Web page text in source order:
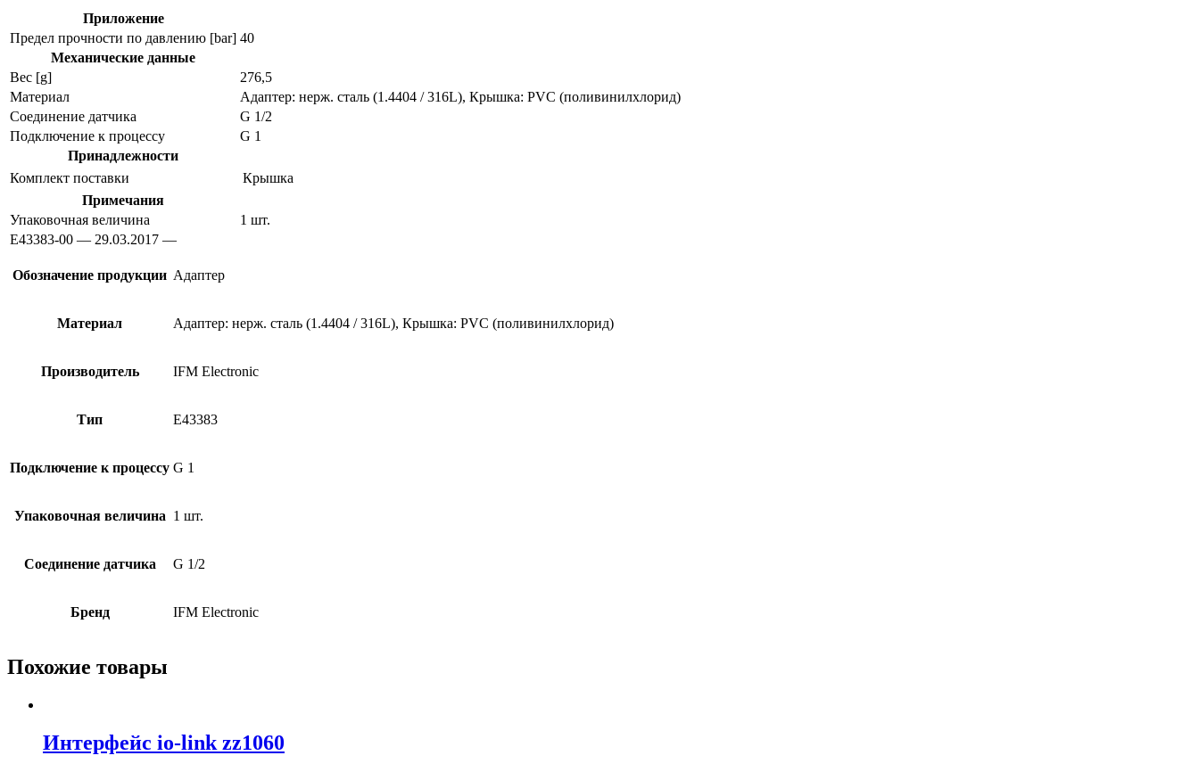
Приложение
Предел прочности по давлению [bar] 40
Механические данные
Вес [g]
276,5
Материал
Адаптер: нерж. сталь (1.4404 / 316L), Крышка: PVC (поливинилхлорид)
Соединение датчика
G 1/2
Подключение к процессу
G 1
Принадлежности
Комплект поставки
Крышка
Примечания
Упаковочная величина
1 шт.
E43383-00 — 29.03.2017 —
Обозначение продукции Адаптер
Материал Адаптер: нерж. сталь (1.4404 / 316L), Крышка: PVC (поливинилхлорид)
Производитель IFM Electronic
Тип E43383
Подключение к процессу G 1
Упаковочная величина 1 шт.
Соединение датчика G 1/2
Бренд IFM Electronic
Похожие товары
Интерфейс io-link zz1060